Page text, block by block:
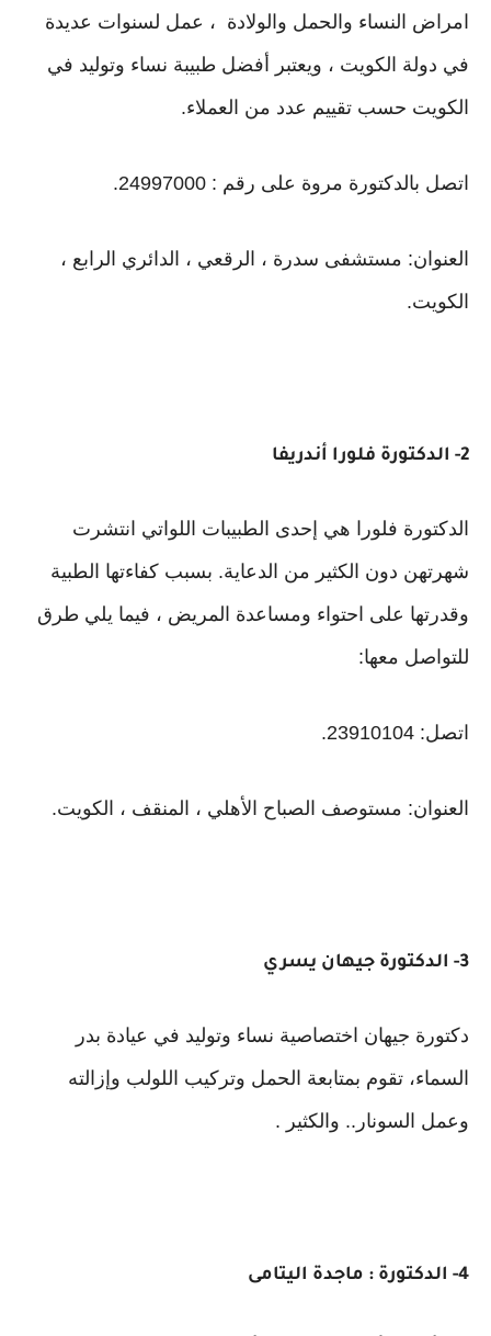
امراض النساء والحمل والولادة ، عمل لسنوات عديدة
في دولة الكويت ، ويعتبر أفضل طبيبة نساء وتوليد في
الكويت حسب تقييم عدد من العملاء.
اتصل بالدكتورة مروة على رقم : 24997000.
العنوان: مستشفى سدرة ، الرقعي ، الدائري الرابع ،
الكويت.
2- الدكتورة فلورا أندريفا
الدكتورة فلورا هي إحدى الطبيبات اللواتي انتشرت
شهرتهن دون الكثير من الدعاية. بسبب كفاءتها الطبية
وقدرتها على احتواء ومساعدة المريض ، فيما يلي طرق
للتواصل معها:
اتصل: 23910104.
العنوان: مستوصف الصباح الأهلي ، المنقف ، الكويت.
3- الدكتورة جيهان يسري
دكتورة جيهان اختصاصية نساء وتوليد في عيادة بدر
السماء، تقوم بمتابعة الحمل وتركيب اللولب وإزالته
وعمل السونار.. والكثير .
4- الدكتورة : ماجدة اليتامى